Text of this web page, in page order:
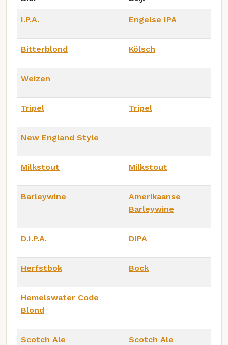
I.P.A. Engelse IPA
Bitterblond Kölsch
Weizen
Tripel Tripel
New England Style
Milkstout Milkstout
Barleywine
Amerikaanse
Barleywine
D.I.P.A. DIPA
Herfstbok Bock
Hemelswater Code
Blond
Scotch Ale Scotch Ale